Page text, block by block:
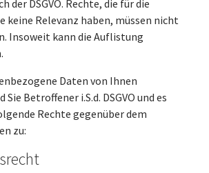
der DSGVO. Rechte, die für die
keine Relevanz haben, müssen nicht
Insoweit kann die Auflistung
Daten von Ihnen
Betroffener i.S.d. DSGVO und es
Rechte gegenüber dem
zu: